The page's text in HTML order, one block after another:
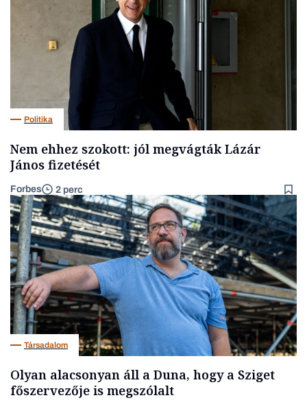
Politika
Nem ehhez szokott: jól megvágták Lázár
János fizetését
Forbes 2 perc
Társadalom
Olyan alacsonyan áll a Duna, hogy a Sziget
főszervezője is megszólalt